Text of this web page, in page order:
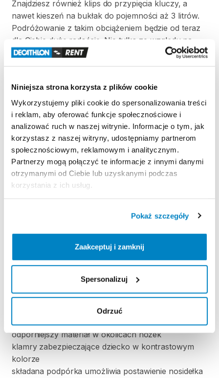
Niniejsza strona korzysta z plików cookie
Wykorzystujemy pliki cookie do spersonalizowania treści
i reklam, aby oferować funkcje społecznościowe i
analizować ruch w naszej witrynie. Informacje o tym, jak
korzystasz z naszej witryny, udostępniamy partnerom
społecznościowym, reklamowym i analitycznym.
Partnerzy mogą połączyć te informacje z innymi danymi
otrzymanymi od Ciebie lub uzyskanymi podczas
korzystania z ich usług.
Pokaż szczegóły
Zaakceptuj i zamknij
Spersonalizuj
Odrzuć
Znajdziesz również klips do przypięcia kluczy​,​ a
nawet kieszeń na bukłak do pojemności aż 3 litrów.
Podróżowanie z takim obciążeniem będzie od teraz
dla Ciebie dużą radością. Nie tylko ze względu na
wygodę​,​ jaką oferuje Comfort​,​ ale
przede wszystkim na przyjemność spędzania czasu
CECHY:
wygodny i przewiewny system nośny Aircomfort
Sensic Vario System z regulacją VariSlide
lekki stelaż ze stali sprężynowej dba o wygodę
wytrzymałość
bardzo wygodny pas biodrowy z technologią
VariFlex z pianki ECL (Ergonomic
perfekcyjne rozłożenie ciężaru i przenoszenie
na pas biodrowy
szybka regulacja pasa biodrowego z technologią Pull
wygodna regulacja całego systemu nośnego
siedzisko
regulacją
wygodne oparcia na głowę dziecka po dwóch
przyjazne wykończenie przy twarzy dziecka i
odporniejszy materiał w okolicach nóżek
klamry zabezpieczające dziecko w kontrastowym
kolorze
składana podpórka umożliwia postawienie nosidełka